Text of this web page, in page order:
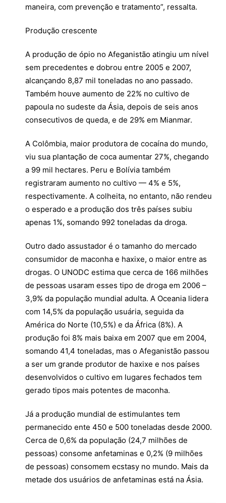
maneira, com prevenção e tratamento”, ressalta.
Produção crescente
A produção de ópio no Afeganistão atingiu um nível
sem precedentes e dobrou entre 2005 e 2007,
alcançando 8,87 mil toneladas no ano passado.
Também houve aumento de 22% no cultivo de
papoula no sudeste da Ásia, depois de seis anos
consecutivos de queda, e de 29% em Mianmar.
A Colômbia, maior produtora de cocaína do mundo,
viu sua plantação de coca aumentar 27%, chegando
a 99 mil hectares. Peru e Bolívia também
registraram aumento no cultivo — 4% e 5%,
respectivamente. A colheita, no entanto, não rendeu
o esperado e a produção dos três países subiu
apenas 1%, somando 992 toneladas da droga.
Outro dado assustador é o tamanho do mercado
consumidor de maconha e haxixe, o maior entre as
drogas. O UNODC estima que cerca de 166 milhões
de pessoas usaram esses tipo de droga em 2006 –
3,9% da população mundial adulta. A Oceania lidera
com 14,5% da população usuária, seguida da
América do Norte (10,5%) e da África (8%). A
produção foi 8% mais baixa em 2007 que em 2004,
somando 41,4 toneladas, mas o Afeganistão passou
a ser um grande produtor de haxixe e nos países
desenvolvidos o cultivo em lugares fechados tem
gerado tipos mais potentes de maconha.
Já a produção mundial de estimulantes tem
permanecido ente 450 e 500 toneladas desde 2000.
Cerca de 0,6% da população (24,7 milhões de
pessoas) consome anfetaminas e 0,2% (9 milhões
de pessoas) consomem ecstasy no mundo. Mais da
metade dos usuários de anfetaminas está na Ásia.